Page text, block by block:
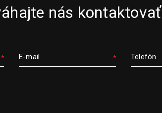
nás kontaktovať
E-mail Telefón